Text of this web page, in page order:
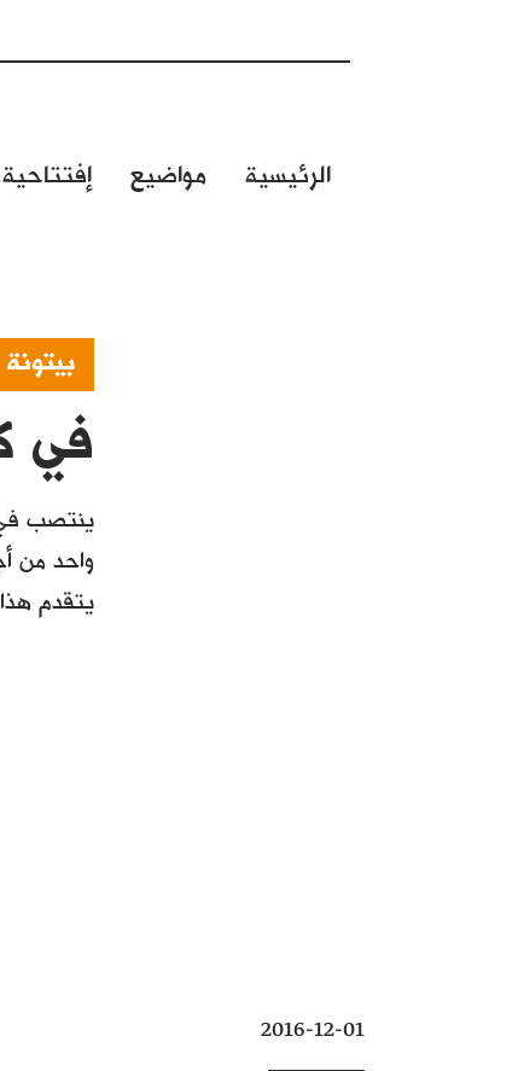
الرئيسية مواضيع إفتتاحية
بيتونة
في كل
ينتصب في
واحد من
يتقدم هذا
2016-12-01